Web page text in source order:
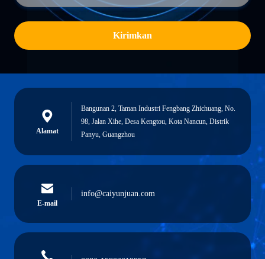
Kirimkan
Alamat
Bangunan 2, Taman Industri Fengbang Zhichuang, No.
98, Jalan Xihe, Desa Kengtou, Kota Nancun, Distrik
Panyu, Guangzhou
E-mail
info@caiyunjuan.com